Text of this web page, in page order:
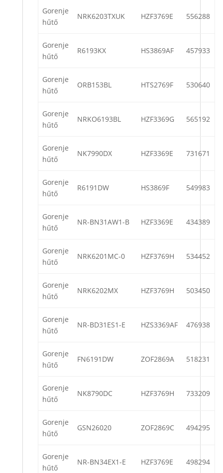
Gorenje
hűtő
NRK6203TXUK HZF3769E 556288
Gorenje
hűtő
R6193KX HS3869AF 457933
Gorenje
hűtő
ORB153BL HTS2769F 530640
Gorenje
hűtő
NRKO6193BL HZF3369G 565192
Gorenje
hűtő
NK7990DX HZF3369E 731671
Gorenje
hűtő
R6191DW HS3869F 549983
Gorenje
hűtő
NR-BN31AW1-B HZF3369E 434389
Gorenje
hűtő
NRK6201MC-0 HZF3769H 534452
Gorenje
hűtő
NRK6202MX HZF3769H 503450
Gorenje
hűtő
NR-BD31ES1-E HZS3369AF 476938
Gorenje
hűtő
FN6191DW ZOF2869A 518231
Gorenje
hűtő
NK8790DC HZF3769H 733209
Gorenje
hűtő
GSN26020 ZOF2869C 494295
Gorenje
hűtő
NR-BN34EX1-E HZF3769E 498294